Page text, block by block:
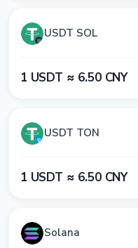
USDT SOL
1​ USDT ≈ 6​.5​0​ CNY
USDT TON
1​ USDT ≈ 6​.5​0​ CNY
Solana